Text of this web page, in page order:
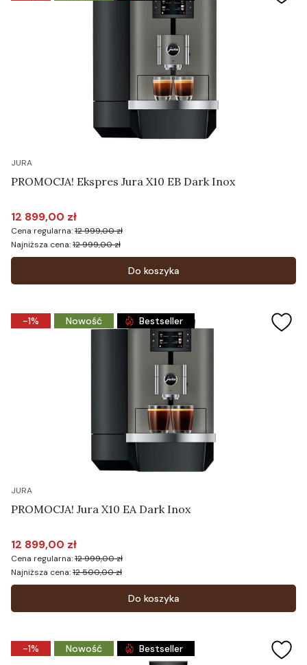
JURA
PROMOCJA! Ekspres Jura X10 EB Dark Inox
Cena promocyjna
12 899,00 zł
Cena regularna:12 999,00 zł
Najniższa cena:12 999,00 zł
Do koszyka
-1% Nowość Bestseller
JURA
PROMOCJA! Jura X10 EA Dark Inox
Cena promocyjna
12 899,00 zł
Cena regularna:12 999,00 zł
Najniższa cena:12 500,00 zł
Do koszyka
-1% Nowość Bestseller